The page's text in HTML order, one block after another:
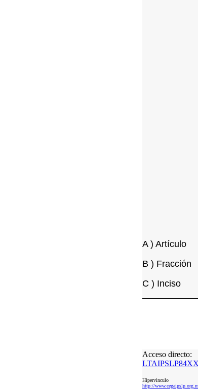
A ) Artículo
B ) Fracción
C ) Inciso
Acceso directo:
Hipervinculo
http://